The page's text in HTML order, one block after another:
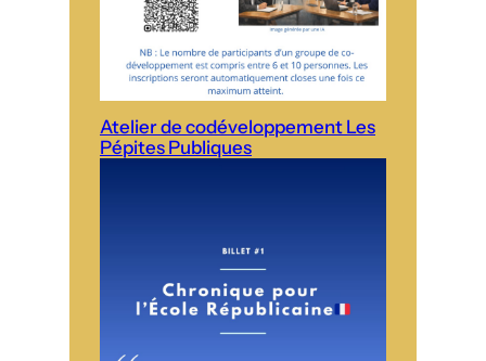
Atelier de codéveloppement Les
Pépites Publiques